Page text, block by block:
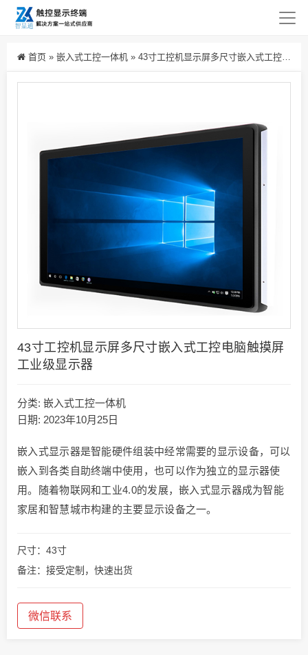
首页 » 嵌入式工控一体机 » 43寸工控机显示屏多尺寸嵌入式工控电脑触摸屏 工业级显示器
43寸工控机显示屏多尺寸嵌入式工控电脑触摸屏
工业级显示器
分类: 嵌入式工控一体机
日期: 2023年10月25日
嵌入式显示器是智能硬件组装中经常需要的显示设备，可以
嵌入到各类自助终端中使用，也可以作为独立的显示器使
用。随着物联网和工业4.0的发展，嵌入式显示器成为智能
家居和智慧城市构建的主要显示设备之一。
尺寸：43寸
备注：接受定制，快速出货
微信联系